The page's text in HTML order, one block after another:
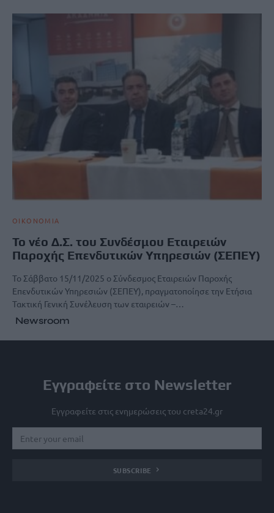
ΟΙΚΟΝΟΜΙΑ
Το νέο Δ.Σ. του Συνδέσμου Εταιρειών
Παροχής Επενδυτικών Υπηρεσιών (ΣΕΠΕΥ)
Το Σάββατο 15/11/2025 ο Σύνδεσμος Εταιρειών Παροχής
Επενδυτικών Υπηρεσιών (ΣΕΠΕΥ), πραγματοποίησε την Ετήσια
Τακτική Γενική Συνέλευση των εταιρειών –…
Newsroom
Εγγραφείτε στο Newsletter
Εγγραφείτε στις ενημερώσεις του creta24.gr
SUBSCRIBE